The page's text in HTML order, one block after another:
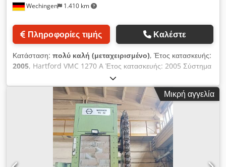
Wechingen 1.410 km
Πληροφορίες τιμής Καλέστε
Κατάσταση: πολύ καλή (μεταχειρισμένο), Έτος κατασκευής:
2005, Hartford VMC 1270 A Έτος κατασκευής: 2005 Σύστημα
ελέγχου: - Fanuc - Ηλεκτρονικό χειροκίνητο σύστημα ελέγχου
Dedpjznbn Aefx Aclswa Κύριος άξονας: - Μέγιστη ταχύτητα
περιστροφής άξονα: 8.000 στροφές/λεπτό - Υποδοχή
εργαλείων: BT40 Διαδρομές κίνησης: - X - 1270, Y - 600, Z -
725 χιλ. Αυτόματος αλλαγέας εργαλείων: - 25 θέσεις
αποθήκευσης Επιφάνεια εργασίας: - Επιφάνεια στήριξης: 1370
x 600 χιλ. Σύστημα ψύξης: - Εσωτερική παροχή ψυκτικού
υγρού: 20 bar - Μεταφορέας ξυλινών υπολειμμάτων Χρόνος
παράδοσης: - Άμεση διαθεσιμότητα
Μικρή αγγελία